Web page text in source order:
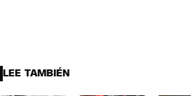
LEE TAMBIÉN